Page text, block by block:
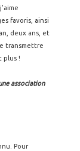
favoris, ainsi
deux ans, et
transmettre
plus !
association
Pour